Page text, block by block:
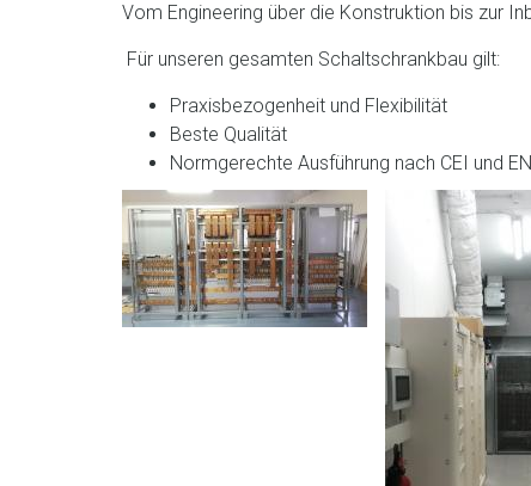
Vom Engineering über die Konstruktion bis zur
Für unseren gesamten Schaltschrankbau gilt:
Praxisbezogenheit und Flexibilität
Beste Qualität
Normgerechte Ausführung nach CEI und EN